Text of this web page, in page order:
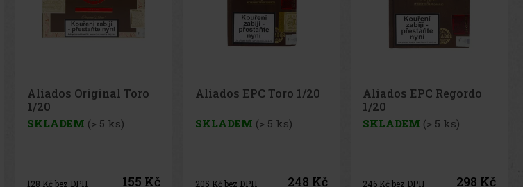
Aliados Original Toro
1/20
SKLADEM (> 5 ks)
128 Kč bez DPH 155 Kč
Aliados EPC Toro 1/20
SKLADEM (> 5 ks)
205 Kč bez DPH 248 Kč
Aliados EPC Regordo
1/20
SKLADEM (> 5 ks)
246 Kč bez DPH 298 Kč